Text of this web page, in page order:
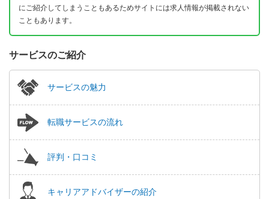
にご紹介してしまうこともあるためサイトには求人情報が掲載されない
こともあります。
サービスのご紹介
サービスの魅力
転職サービスの流れ
評判・口コミ
キャリアアドバイザーの紹介